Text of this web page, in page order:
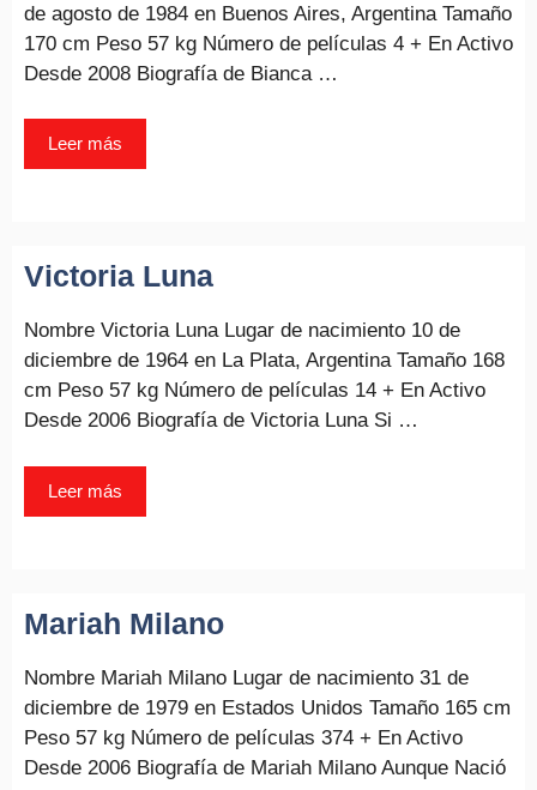
de agosto de 1984 en Buenos Aires, Argentina Tamaño
170 cm Peso 57 kg Número de películas 4 + En Activo
Desde 2008 Biografía de Bianca …
Leer más
Victoria Luna
Nombre Victoria Luna Lugar de nacimiento 10 de
diciembre de 1964 en La Plata, Argentina Tamaño 168
cm Peso 57 kg Número de películas 14 + En Activo
Desde 2006 Biografía de Victoria Luna Si …
Leer más
Mariah Milano
Nombre Mariah Milano Lugar de nacimiento 31 de
diciembre de 1979 en Estados Unidos Tamaño 165 cm
Peso 57 kg Número de películas 374 + En Activo
Desde 2006 Biografía de Mariah Milano Aunque Nació